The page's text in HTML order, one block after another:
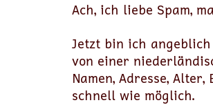
Ach, ich liebe Spam,
Jetzt bin ich
von einer
Namen, Adresse,
schnell wie möglich.